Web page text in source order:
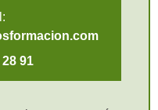
91